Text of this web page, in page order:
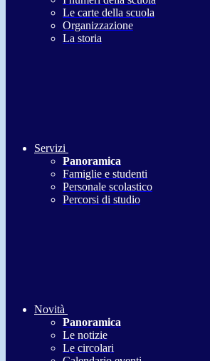
Le carte della scuola
Organizzazione
La storia
Servizi
Panoramica
Famiglie e studenti
Personale scolastico
Percorsi di studio
Novità
Panoramica
Le notizie
Le circolari